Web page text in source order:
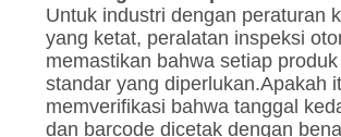
Untuk industri dengan peraturan
yang ketat, peralatan inspeksi
memastikan bahwa setiap
standar yang diperlukan.Apakah
memverifikasi bahwa tanggal
dan barcode dicetak dengan